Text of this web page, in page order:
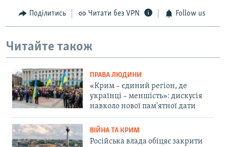
Поділитись Читати без VPN Follow us
Читайте також
ПРАВА ЛЮДИНИ
«Крим – єдиний регіон, де
українці – меншість»: дискусія
навколо нової пам'ятної дати
ВІЙНА ТА КРИМ
Російська влада обіцяє закрити